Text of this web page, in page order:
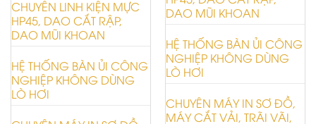
CHUYÊN LINH KIỆN MỰC
HP45, DAO CẮT RẬP,
DAO MŨI KHOAN
HỆ THỐNG BÀN ỦI CÔNG
NGHIỆP KHÔNG DÙNG
LÒ HƠI
DAO MŨI KHOAN
HỆ THỐNG BÀN ỦI CÔNG
NGHIỆP KHÔNG DÙNG
LÒ HƠI
CHUYÊN MÁY IN SƠ ĐỒ,
MÁY CẮT VẢI, TRÃI VÃI,